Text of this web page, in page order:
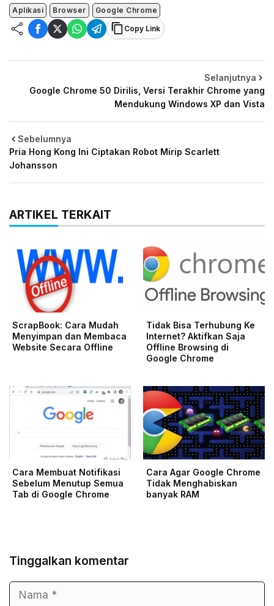
Aplikasi Browser
Google Chrome
Copy Link
Sebelumnya
Pria Hong Kong Ini Ciptakan Robot Mirip Scarlett
Johansson
Selanjutnya
Google Chrome 50 Dirilis, Versi Terakhir Chrome yang
Mendukung Windows XP dan Vista
ARTIKEL TERKAIT
ScrapBook: Cara Mudah
Menyimpan dan Membaca
Website Secara Offline
Tidak Bisa Terhubung Ke
Internet? Aktifkan Saja
Offline Browsing di
Google Chrome
Cara Membuat Notifikasi
Sebelum Menutup Semua
Tab di Google Chrome
Cara Agar Google Chrome
Tidak Menghabiskan
banyak RAM
Tinggalkan komentar
Nama
Surel